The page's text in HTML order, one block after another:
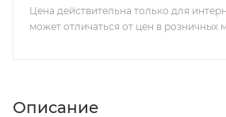
Цена действительна только для
может отличаться от цен в розничных
Описание